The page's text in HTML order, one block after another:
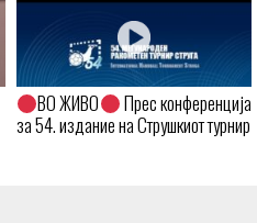
ВО ЖИВО
Прес конференција
за 54. издание на Струшкиот турнир